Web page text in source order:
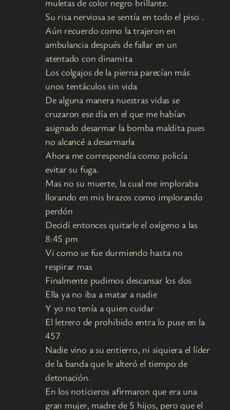
muletas de color negro brillante.
Su risa nerviosa se sentía en todo el piso .
Aún recuerdo como la trajeron en
ambulancia después de fallar en un
atentado con dinamita
Los colgajos de la pierna parecían más
unos tentáculos sin vida
De alguna manera nuestras vidas se
cruzaron ese día en el que me habían
asignado desarmar la bomba maldita pues
no alcancé a desarmarla
Ahora me correspondía como policía
evitar su fuga.
Mas no su muerte, la cual me imploraba
llorando en mis brazos como implorando
perdón
Decidí entonces quitarle el oxígeno a las
8:45 pm
Vi como se fue durmiendo hasta no
respirar mas
Finalmente pudimos descansar los dos
Ella ya no iba a matar a nadie
Y yo no tenía a quien cuidar
El letrero de prohibido entra lo puse en la
457
Nadie vino a su entierro, ni siquiera el líder
de la banda que le alteró el tiempo de
detonación.
En los noticieros afirmaron que era una
gran mujer, madre de 5 hijos, pero que el